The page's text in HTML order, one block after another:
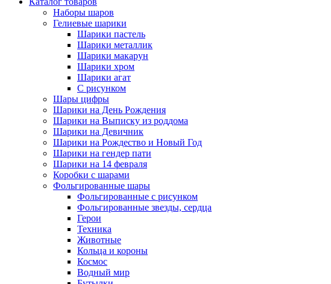
Наборы шаров
Гелиевые шарики
Шарики пастель
Шарики металлик
Шарики макарун
Шарики хром
Шарики агат
С рисунком
Шары цифры
Шарики на День Рождения
Шарики на Выписку из роддома
Шарики на Девичник
Шарики на Рождество и Новый Год
Шарики на гендер пати
Шарики на 14 февраля
Коробки с шарами
Фольгированные шары
Фольгированные с рисунком
Фольгированные звезды, сердца
Герои
Техника
Животные
Кольца и короны
Космос
Водный мир